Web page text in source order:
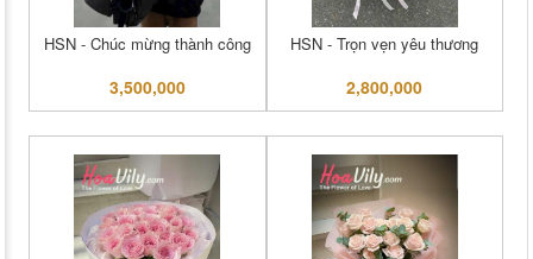
HSN - Chúc mừng thành công
3,500,000
HSN - Trọn vẹn yêu thương
2,800,000